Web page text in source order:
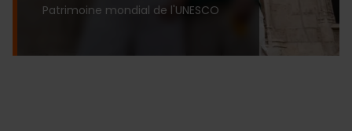
Patrimoine mondial de l'UNESCO